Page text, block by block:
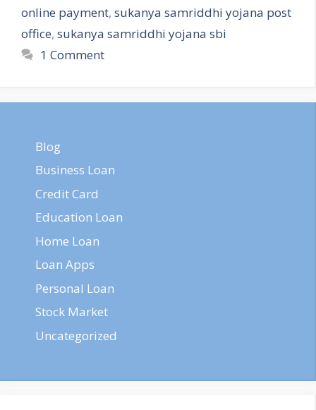
online payment, sukanya samriddhi yojana post
office, sukanya samriddhi yojana sbi
1 Comment
Blog
Business Loan
Credit Card
Education Loan
Home Loan
Loan Apps
Personal Loan
Stock Market
Uncategorized